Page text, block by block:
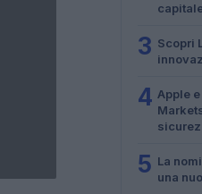
3 Scopri
4 Apple
5 La
una